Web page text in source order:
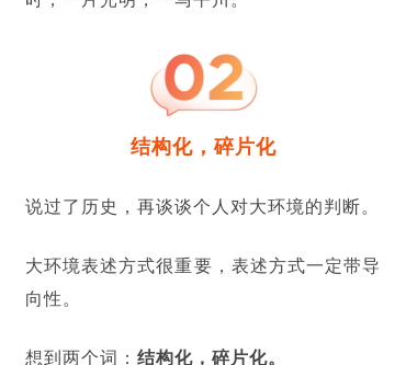
结构化，碎片化
说过了历史，再谈谈个人对大环境的判断。
大环境表述方式很重要，表述方式一定带导
向性。
想到两个词： 结构化，碎片化。